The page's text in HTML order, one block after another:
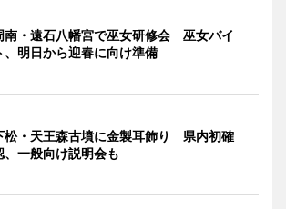
南・遠石八幡宮で巫女研修会 巫女バイ
、明日から迎春に向け準備
松・天王森古墳に金製耳飾り 県内初確
、一般向け説明会も